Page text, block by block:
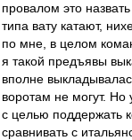
провалом это
типа вату катают,
по мне, в целом
я такой предъявы
вполне
воротам не могут. Но
с целью поддержать
сравнивать с